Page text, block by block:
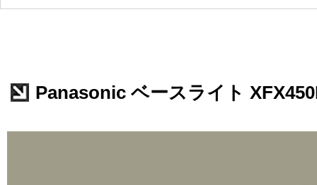
Panasonic ベースライト